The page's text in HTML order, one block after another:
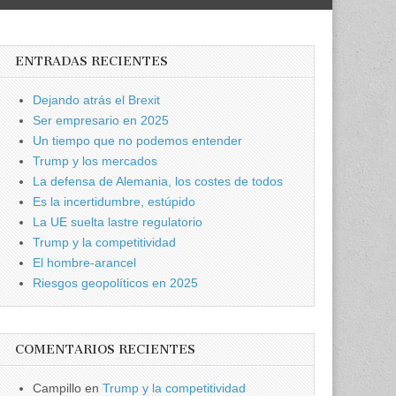
ENTRADAS RECIENTES
Dejando atrás el Brexit
Ser empresario en 2025
Un tiempo que no podemos entender
Trump y los mercados
La defensa de Alemania, los costes de todos
Es la incertidumbre, estúpido
La UE suelta lastre regulatorio
Trump y la competitividad
El hombre-arancel
Riesgos geopolíticos en 2025
COMENTARIOS RECIENTES
Campillo enTrump y la competitividad